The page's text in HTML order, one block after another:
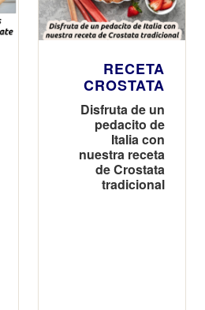
RECETA
CROSTATA
Disfruta de un
pedacito de
Italia con
nuestra receta
de Crostata
tradicional